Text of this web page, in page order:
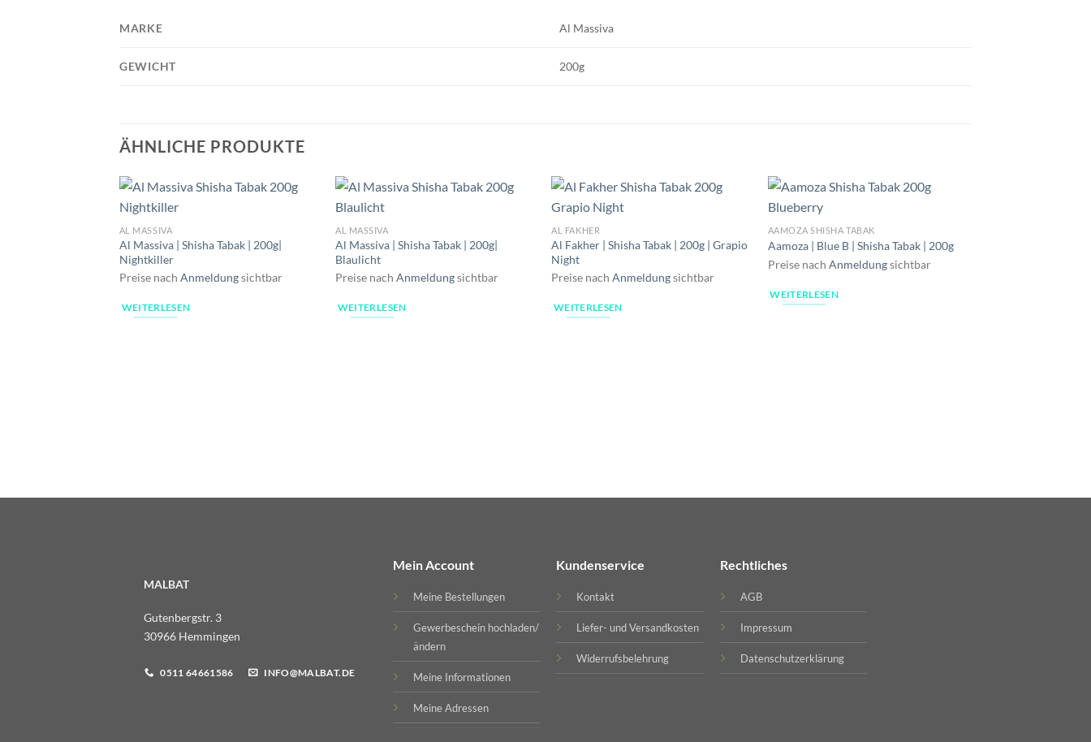
MARKE Al Massiva
GEWICHT 200g
ÄHNLICHE PRODUKTE
AL MASSIVA
Al Massiva | Shisha Tabak | 200g|
Nightkiller
Preise nach Anmeldungsichtbar
WEITERLESEN
AL MASSIVA
Al Massiva | Shisha Tabak | 200g|
Blaulicht
Preise nachAnmeldungsichtbar
WEITERLESEN
AL FAKHER
Al Fakher | Shisha Tabak | 200g | Grapio
Night
Preise nachAnmeldungsichtbar
WEITERLESEN
AAMOZA SHISHA TABAK
Aamoza | Blue B | Shisha Tabak | 200g
Preise nach Anmeldungsichtbar
WEITERLESEN
MALBAT
Gutenbergstr. 3
30966 Hemmingen
0511 64661586 INFO@MALBAT.DE
Mein Account
Meine Bestellungen
Gewerbeschein hochladen/
ändern
Meine Informationen
Meine Adressen
Kundenservice
Kontakt
Liefer- und Versandkosten
Widerrufsbelehrung
Rechtliches
AGB
Impressum
Datenschutzerklärung